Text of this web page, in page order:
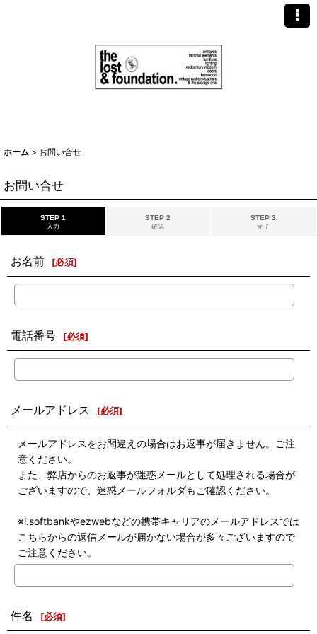
ホーム > お問い合せ
お問い合せ
STEP 1
入力
STEP 2
確認
STEP 3
完了
お名前 [必須]
電話番号 [必須]
メールアドレス [必須]
メールアドレスをお間違えの場合はお返事が届きません。ご注
意ください。
また、弊店からのお返事が迷惑メールとして処理される場合が
ございますので、迷惑メールフォルダもご確認ください。
※i.softbankやezwebなどの携帯キャリアのメールアドレスでは
こちらからの返信メールが届かない場合が多々ございますので
ご注意ください。
件名 [必須]